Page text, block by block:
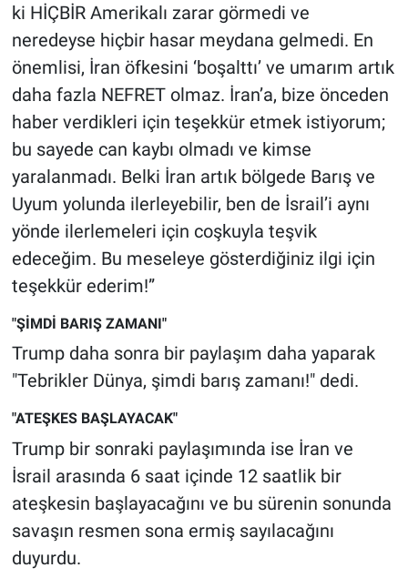
ki HİÇBİR Amerikalı zarar görmedi ve
neredeyse hiçbir hasar meydana gelmedi. En
önemlisi, İran öfkesini ‘boşalttı’ ve umarım artık
daha fazla NEFRET olmaz. İran’a, bize önceden
haber verdikleri için teşekkür etmek istiyorum;
bu sayede can kaybı olmadı ve kimse
yaralanmadı. Belki İran artık bölgede Barış ve
Uyum yolunda ilerleyebilir, ben de İsrail’i aynı
yönde ilerlemeleri için coşkuyla teşvik
edeceğim. Bu meseleye gösterdiğiniz ilgi için
teşekkür ederim!”
"ŞİMDİ BARIŞ ZAMANI"
Trump daha sonra bir paylaşım daha yaparak
"Tebrikler Dünya, şimdi barış zamanı!" dedi.
"ATEŞKES BAŞLAYACAK"
Trump bir sonraki paylaşımında ise İran ve
İsrail arasında 6 saat içinde 12 saatlik bir
ateşkesin başlayacağını ve bu sürenin sonunda
savaşın resmen sona ermiş sayılacağını
duyurdu.
Yerel Gündem
Yerel Yaşam
Canlı Yayın